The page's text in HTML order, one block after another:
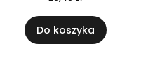
Do koszyka